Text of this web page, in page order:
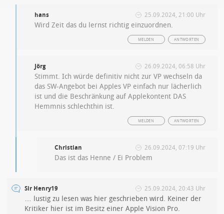
hans 25.09.2024, 21:00 Uhr
Wird Zeit das du lernst richtig einzuordnen.
ANTWORTEN
MELDEN
Jörg 26.09.2024, 06:58 Uhr
Stimmt. Ich würde definitiv nicht zur VP wechseln da
das SW-Angebot bei Apples VP einfach nur lächerlich
ist und die Beschränkung auf Applekontent DAS
Hemmnis schlechthin ist.
ANTWORTEN
MELDEN
Christian 26.09.2024, 07:19 Uhr
Das ist das Henne / Ei Problem
Sir Henry19 25.09.2024, 20:43 Uhr
… lustig zu lesen was hier geschrieben wird. Keiner der
Kritiker hier ist im Besitz einer Apple Vision Pro.